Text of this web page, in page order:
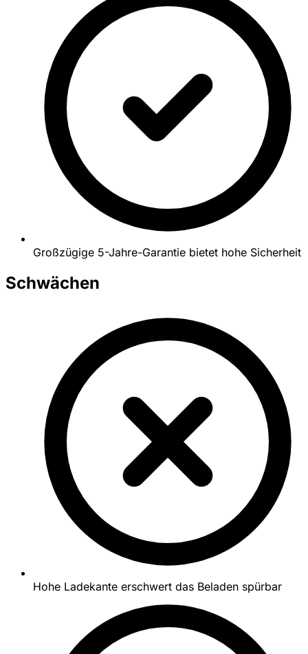
Großzügige 5-Jahre-Garantie bietet hohe Sicherheit
Schwächen
Hohe Ladekante erschwert das Beladen spürbar